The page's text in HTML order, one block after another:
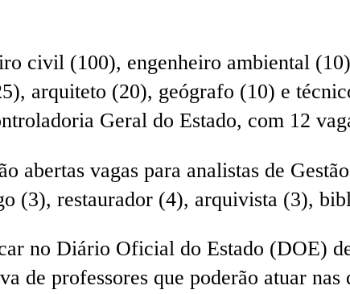
civil (100), engenheiro ambiental
arquiteto (20), geógrafo (10) e
Geral do Estado, com 12
abertas vagas para analistas de
(3), restaurador (4), arquivista (3),
no Diário Oficial do Estado (DOE)
de professores que poderão atuar